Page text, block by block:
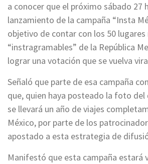
a conocer que el próximo sábado 27
lanzamiento de la campaña “Insta
objetivo de contar con los 50
“instragramables” de la República
lograr una votación que se vuelva
Señaló que parte de esa campaña
que, quien haya posteado la foto
se llevará un año de viajes
México, por parte de los
apostado a esta estrategia de
Manifestó que esta campaña estará